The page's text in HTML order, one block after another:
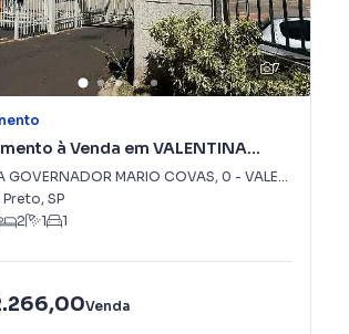
7
à Venda em VALENTINA
GOVERNADOR MARIO COVAS, 0 - VALENTINA FIGUEIREDO
Preto, SP
2 1 1
Venda